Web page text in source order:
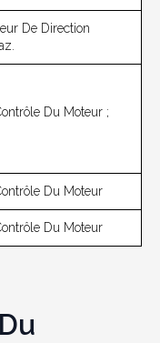
De Direction
Du Moteur ;
Du Moteur
Du Moteur